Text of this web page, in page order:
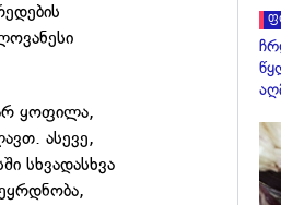
ყოფილა,
ასევე,
სხვადასხვა